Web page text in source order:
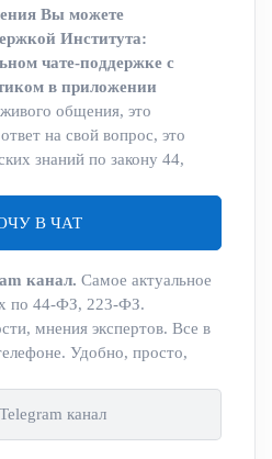
Вы можете
Института:
чате-поддержке с
в приложении
общения, это
на свой вопрос, это
знаний по закону 44,
В ЧАТ
канал. Самое актуальное
по 44-ФЗ, 223-ФЗ.
мнения экспертов. Все в
Удобно, просто,
канал